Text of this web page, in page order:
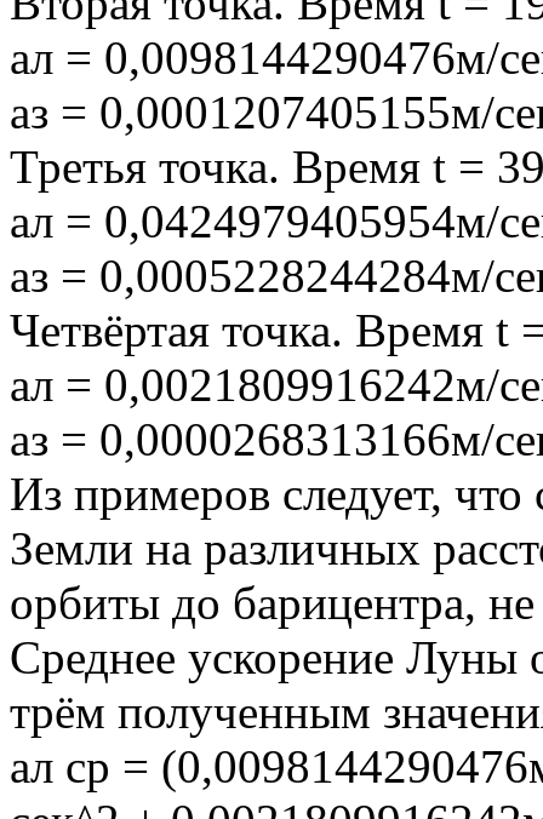
aл = 0,0098144290476м/
aз = 0,0001207405155м/
Третья точка. Время t =
aл = 0,0424979405954м/
aз = 0,0005228244284м/
Четвёртая точка. Время t
aл = 0,0021809916242м/
aз = 0,0000268313166м/
Из примеров следует,
Земли на различных
орбиты до барицентра,
Среднее ускорение Луны
трём полученным
aл ср =